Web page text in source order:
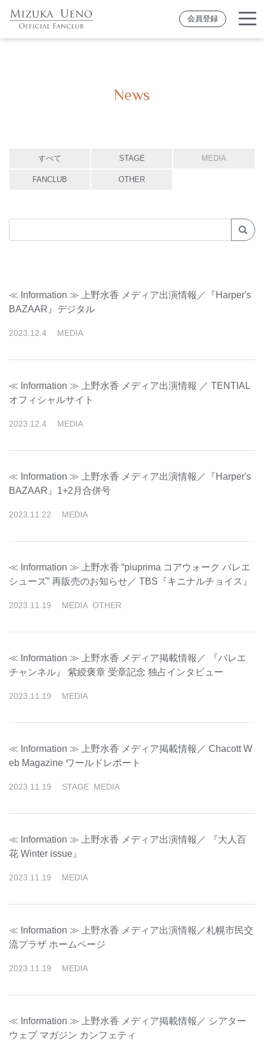
会員登録
News
すべて STAGE MEDIA
FANCLUB OTHER
≪ Information ≫ 上野水香 メディア出演情報／『Harper's
BAZAAR』デジタル
2023 12 4 MEDIA
≪ Information ≫ 上野水香 メディア出演情報 ／ TENTIAL
オフィシャルサイト
2023 12 4 MEDIA
≪ Information ≫ 上野水香 メディア出演情報／『Harper's
BAZAAR』1+2月合併号
2023 11 22 MEDIA
≪ Information ≫ 上野水香 “piuprima コアウォーク バレエ
シューズ” 再販売のお知らせ／ TBS『キニナルチョイス』
2023 11 19 MEDIA OTHER
≪ Information ≫ 上野水香 メディア掲載情報／ 『バレエ
チャンネル』 紫綬褒章 受章記念 独占インタビュー
2023 11 19 MEDIA
≪ Information ≫ 上野水香 メディア掲載情報／ Chacott W
eb Magazine ワールドレポート
2023 11 19 STAGE MEDIA
≪ Information ≫ 上野水香 メディア出演情報／ 『大人百
花 Winter issue』
2023 11 19 MEDIA
≪ Information ≫ 上野水香 メディア出演情報／札幌市民交
流プラザ ホームページ
2023 11 19 MEDIA
≪ Information ≫ 上野水香 メディア掲載情報／ シアター
ウェブ マガジン カンフェティ